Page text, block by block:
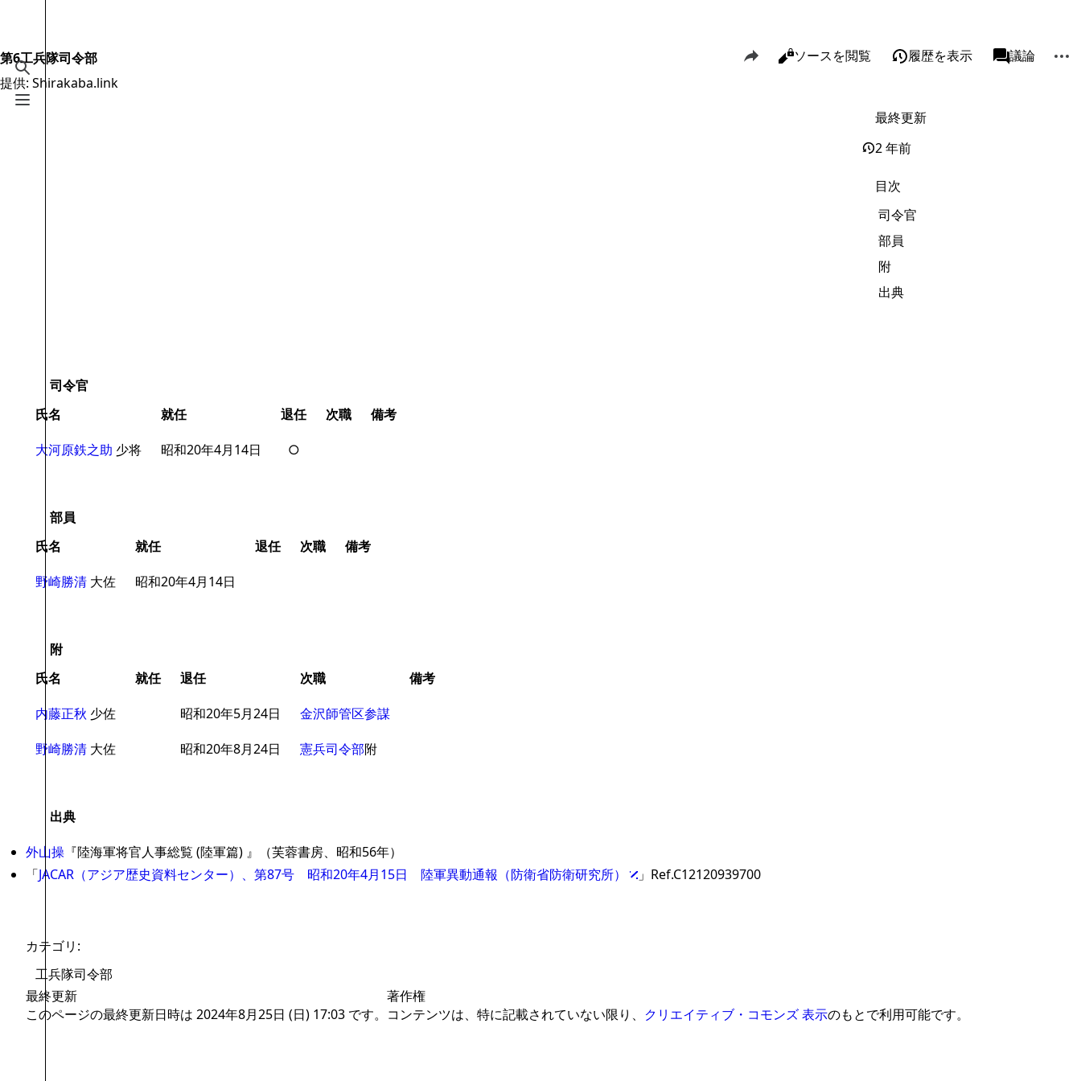
検索を切り替える
メニューを切り替える
Shirakaba.link
第6工兵隊司令部
提供: Shirakaba.link
このページを共有
表示
閲覧ソースを閲覧 履歴を表示 associated-
ページ議論
リンク元
関連ページの更新状況
この版への固定リンク
ページ情報
このページを引用
短縮URLを取得する
司令官
氏名
就任 退任 次職
備考
大河原鉄之助 少将 昭和20年4月14日 ○
部員
氏名
就任 退任 次職
備考
野崎勝清 大佐 昭和20年4月14日
附
氏名
就任 退任 次職
備考
内藤正秋 少佐 昭和20年5月24日
金沢師管区参謀
野崎勝清 大佐 昭和20年8月24日 憲兵司令部附
出典
外山操 『陸海軍将官人事総覧 (陸軍篇) 』（芙蓉書房、昭和56年）
「JACAR（アジア歴史資料センター）、第87号 昭和20年4月15日 陸軍異動通報（防衛省防衛研究所） 」Ref.C12120939700
最終更新
2 年前
目次
司令官
部員
附
出典
カテゴリ :
工兵隊司令部
最終更新
このページの最終更新日時は 2024年8月25日 (日) 17:03 です。
著作権
コンテンツは、特に記載されていない限り、 クリエイティブ・コモンズ 表示のもとで利用可能です。